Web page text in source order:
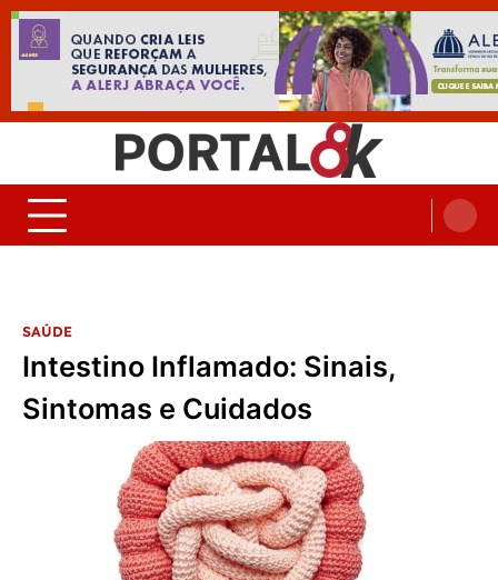
content
Portal 8K – Seu portal de
SAÚDE
Intestino Inflamado: Sinais,
Sintomas e Cuidados